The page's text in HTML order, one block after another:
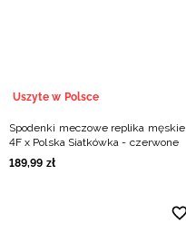
Uszyte w Polsce
Spodenki meczowe replika męskie
4F x Polska Siatkówka - czerwone
189,99 zł